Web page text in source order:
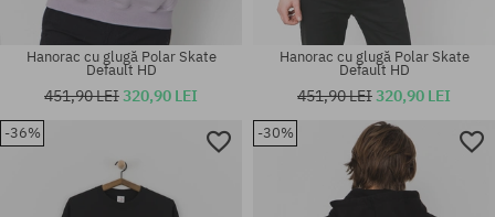
Mărimi existente:
Mărimi existente:
Hanorac cu glugă Polar Skate
Default HD
451,90 LEI320,90 LEI
Hanorac cu glugă Polar Skate
Default HD
451,90 LEI320,90 LEI
-36% -30%